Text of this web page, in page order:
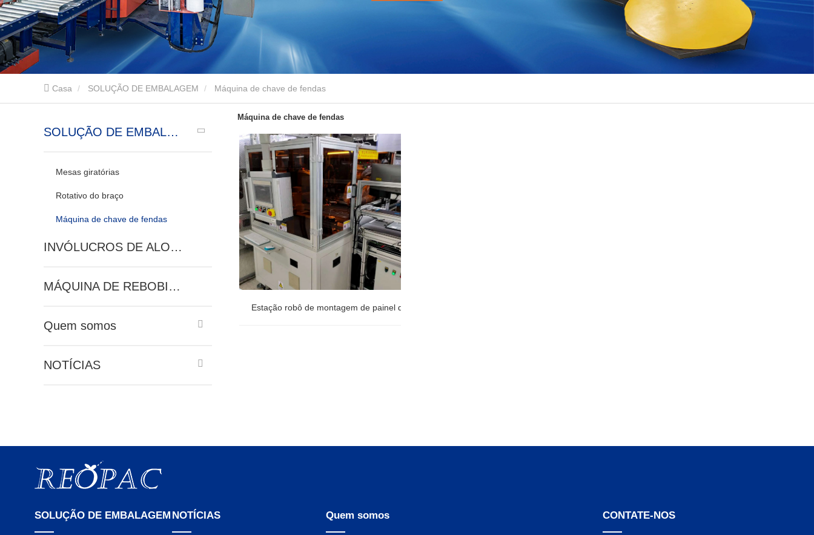
Casa SOLUÇÃO DE EMBALAGEM Máquina de chave de fendas
SOLUÇÃO DE EMBALAGEM
Mesas giratórias
Rotativo do braço
Máquina de chave de fendas
INVÓLUCROS DE ALONGAMENTO
MÁQUINA DE REBOBINAMENTO
Quem somos
NOTÍCIAS
Máquina de chave de fendas
Estação robô de montagem de painel de backboard tv
SOLUÇÃO DE EMBALAGEM NOTÍCIAS Quem somos CONTATE-NOS